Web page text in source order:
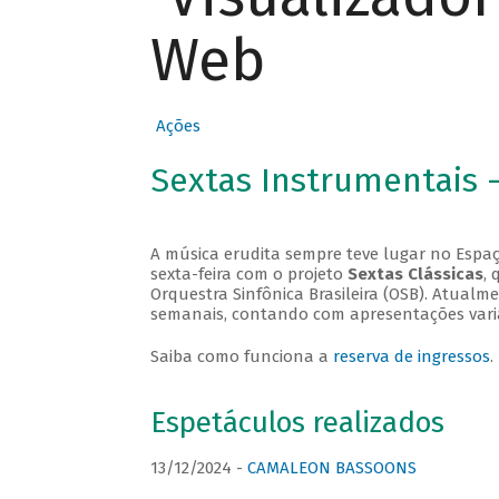
Web
Ações
Sextas Instrumentais
A música erudita sempre teve lugar no
sexta-feira com o projeto Sextas Clássicas,
Orquestra Sinfônica Brasileira (OSB).
semanais, contando com apresentações
Saiba como funciona a reserva de ingressos.
Espetáculos realizados
13/12/2024 - CAMALEON BASSOONS